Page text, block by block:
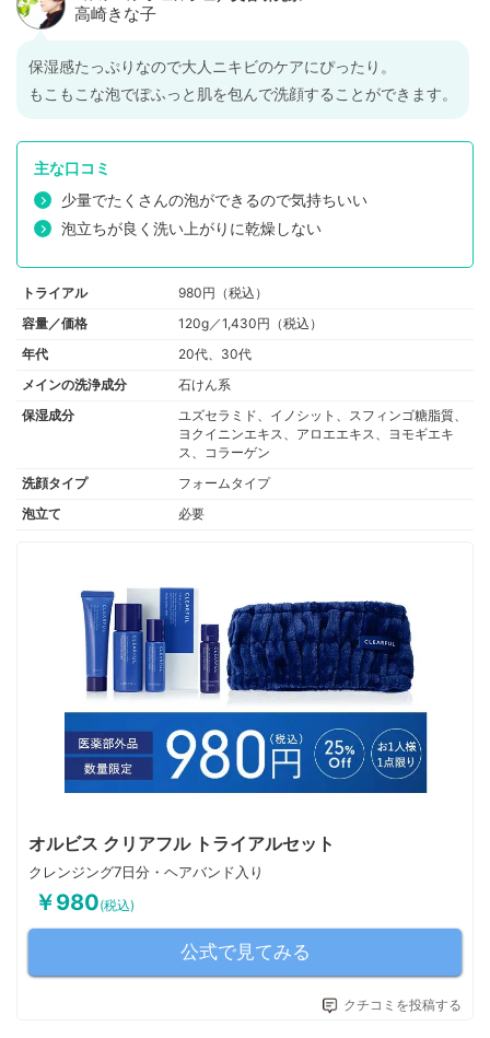
保湿感たっぷりなので大人ニキビのケアにぴったり。
もこもこな泡でぽふっと肌を包んで洗顔することができます。
主な口コミ
少量でたくさんの泡ができるので気持ちいい
泡立ちが良く洗い上がりに乾燥しない
トライアル
980円（税込）
容量／価格
120g／1,430円（税込）
年代
20代、30代
メインの洗浄成分
石けん系
保湿成分
ユズセラミド、イノシット、スフィンゴ糖脂質、
ヨクイニンエキス、アロエエキス、ヨモギエキ
ス、コラーゲン
洗顔タイプ
フォームタイプ
泡立て
必要
オルビス クリアフル トライアルセット
クレンジング7日分・ヘアバンド入り
￥980(税込)
公式で見てみる
クチコミを投稿する